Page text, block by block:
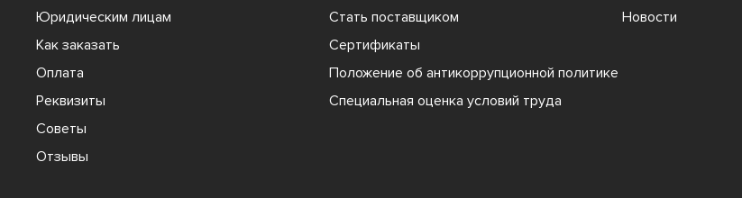
Юридическим лицам
Как заказать
Оплата
Реквизиты
Советы
Отзывы
Стать поставщиком
Сертификаты
Положение об антикоррупционной политике
Специальная оценка условий труда
Новости